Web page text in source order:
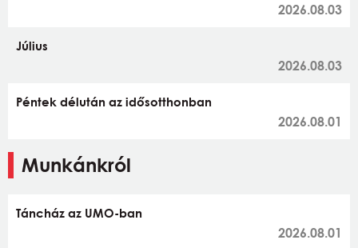
2026.08.03
Július
2026.08.03
Péntek délután az idősotthonban
2026.08.01
Munkánkról
Táncház az UMO-ban
2026.08.01